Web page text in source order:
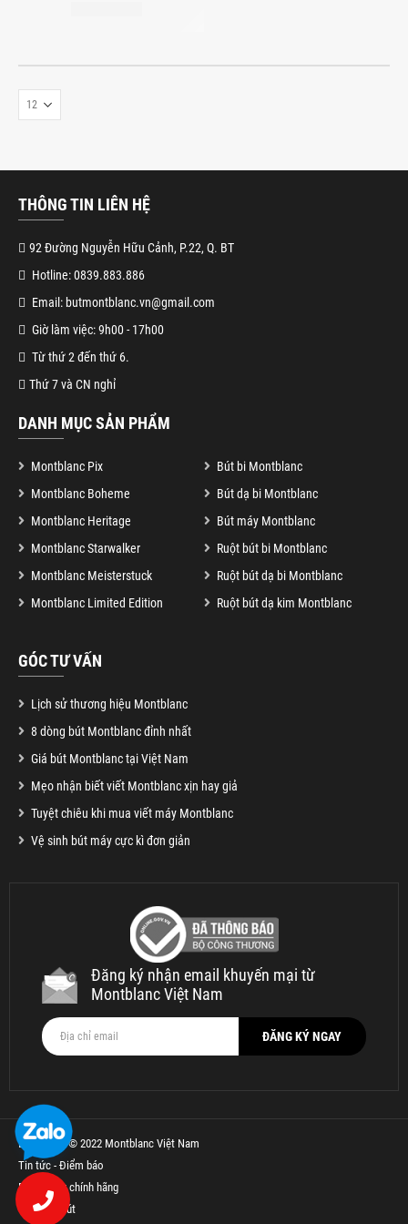
THÔNG TIN LIÊN HỆ
92 Đường Nguyễn Hữu Cảnh, P.22, Q. BT
Hotline: 0839.883.886
Email: butmontblanc.vn@gmail.com
Giờ làm việc: 9h00 - 17h00
Từ thứ 2 đến thứ 6.
Thứ 7 và CN nghỉ
DANH MỤC SẢN PHẨM
Montblanc Pix
Bút bi Montblanc
Montblanc Boheme
Bút dạ bi Montblanc
Montblanc Heritage
Bút máy Montblanc
Montblanc Starwalker
Ruột bút bi Montblanc
Montblanc Meisterstuck
Ruột bút dạ bi Montblanc
Montblanc Limited Edition
Ruột bút dạ kim Montblanc
GÓC TƯ VẤN
Lịch sử thương hiệu Montblanc
8 dòng bút Montblanc đỉnh nhất
Giá bút Montblanc tại Việt Nam
Mẹo nhận biết viết Montblanc xịn hay giả
Tuyệt chiêu khi mua viết máy Montblanc
Vệ sinh bút máy cực kì đơn giản
Đăng ký nhận email khuyến mại từ
Montblanc Việt Nam
Bản quyền © 2022 Montblanc Việt Nam
Tin tức - Điểm báo
Bút Parker chính hãng
Thế Giới Bút